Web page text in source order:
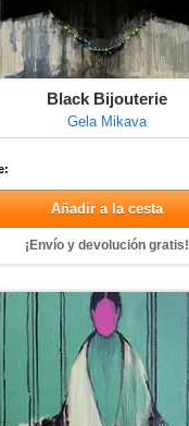
Black Bijouterie
Gela Mikava
Añadir a la cesta
¡Envío y devolución gratis!